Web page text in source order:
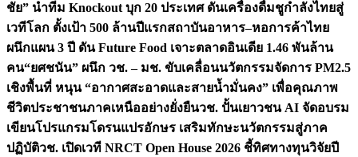
ชัย” นำทีม Knockout บุก 20 ประเทศ ดันเครื่องดื่มชูกำลังไทยสู่
เวทีโลก ตั้งเป้า 500 ล้านปีแรกสถาบันอาหาร–หอการค้าไทย
ผนึกแผน 3 ปี ดัน Future Food เจาะตลาดอินเดีย 1.46 พันล้าน
คน“ยศชนัน” ผนึก วช. – มช. ขับเคลื่อนนวัตกรรมจัดการ PM2.5
เชิงพื้นที่ หนุน “อากาศสะอาดและสายน้ำมั่นคง” เพื่อคุณภาพ
ชีวิตประชาชนภาคเหนืออย่างยั่งยืนวช. ปั้นเยาวชน AI จัดอบรม
เขียนโปรแกรมโดรนแปรอักษร เสริมทักษะนวัตกรรมสู่ภาค
ปฏิบัติวช. เปิดเวที NRCT Open House 2026 ชี้ทิศทางทุนวิจัยปี